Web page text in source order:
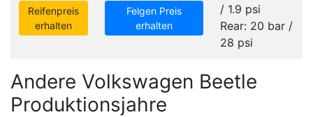
Reifenpreis
erhalten
Felgen Preis
erhalten
/ 1.9 psi
Rear: 20 bar /
28 psi
Andere Volkswagen Beetle
Produktionsjahre